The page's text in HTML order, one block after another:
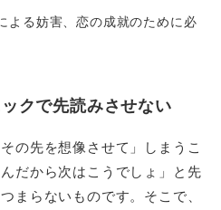
よる妨害、恋の成就のために必
クで先読みさせない
の先を想像させて」しまうこ
だから次はこうでしょ」と先
まらないものです。そこで、